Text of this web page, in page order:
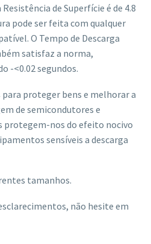
de Superfície é de 4.8
pode ser feita com qualquer
O Tempo de Descarga
satisfaz a norma,
-<0.02 segundos.
para proteger bens e melhorar a
de semicondutores e
protegem-nos do efeito nocivo
sensíveis a descarga
tamanhos.
não hesite em